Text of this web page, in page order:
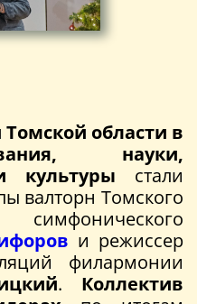
области в
науки,
культуры стали
валторн Томского
и режиссер
филармонии
. Коллектив